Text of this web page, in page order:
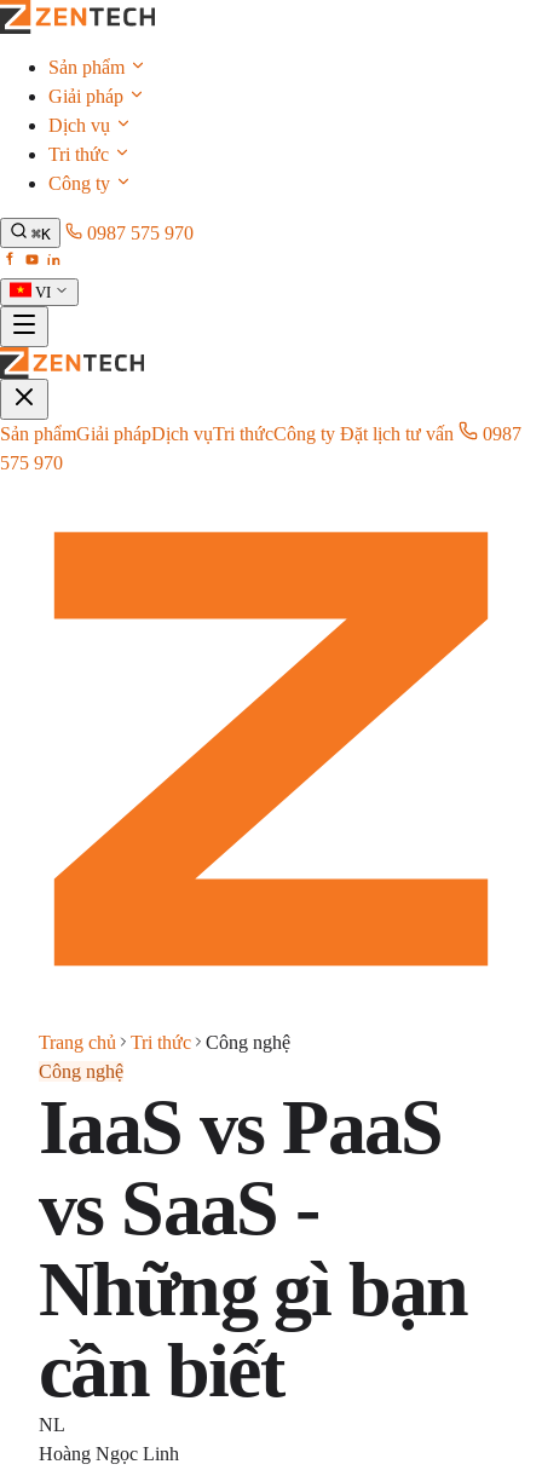
Sản phẩm
Giải pháp
Dịch vụ
Tri thức
Công ty
⌘K 0987 575 970
VI
Sản phẩmGiải phápDịch vụTri thứcCông ty Đặt lịch tư vấn
0987
575 970
Trang chủ Tri thức
Công nghệ
Công nghệ
IaaS vs PaaS
vs SaaS -
Những gì bạn
cần biết
NL
Hoàng Ngọc Linh